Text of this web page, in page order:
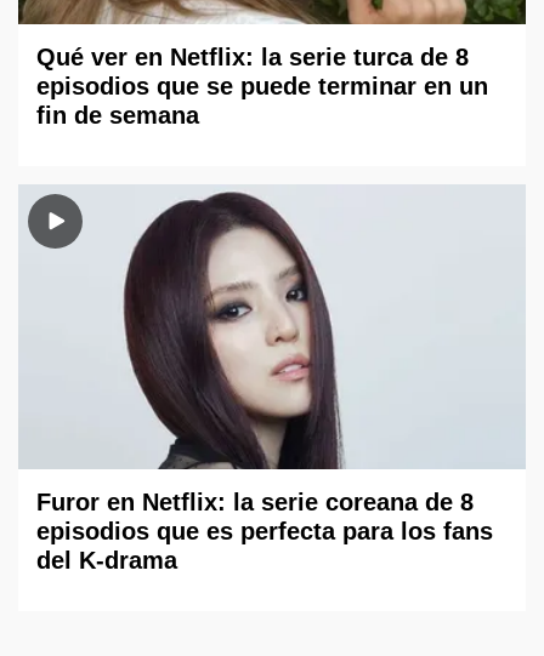
Qué ver en Netflix: la serie turca de 8
episodios que se puede terminar en un
fin de semana
Furor en Netflix: la serie coreana de 8
episodios que es perfecta para los fans
del K-drama